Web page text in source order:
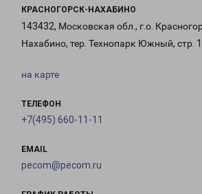
КРАСНОГОРСК-НАХАБИНО
143432, Московская обл., г.о.
Нахабино, тер. Технопарк Южный, стр.
на карте
ТЕЛЕФОН
+7(495) 660-11-11
EMAIL
pecom@pecom.ru